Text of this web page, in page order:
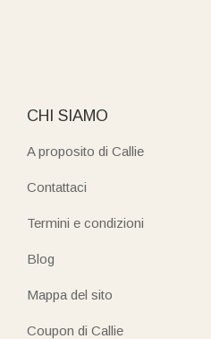
CHI SIAMO
A proposito di Callie
Contattaci
Termini e condizioni
Blog
Mappa del sito
Coupon di Callie